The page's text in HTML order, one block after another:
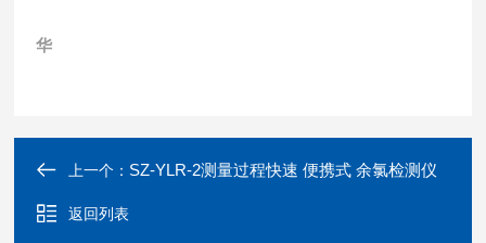
华
上一个： SZ-YLR-2测量过程快速 便携式 余氯检测仪
返回列表